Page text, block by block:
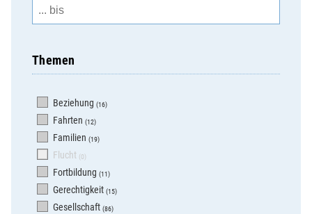
Themen
Beziehung (16)
Fahrten (12)
Familien (19)
Flucht (0)
Fortbildung (11)
Gerechtigkeit (15)
Gesellschaft (86)